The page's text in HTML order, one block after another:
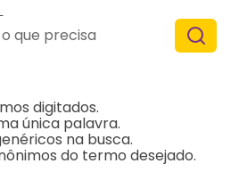
digitados.
única palavra.
na busca.
do termo desejado.
precisa